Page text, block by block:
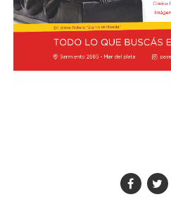
Los participantes menores de
acompañados por una
asistentes $12.000 y adulto
entradas están disponibles en
viernes de 14 a 19.
de entre 3 y 7 años junto a
imaginación y fortalecen el